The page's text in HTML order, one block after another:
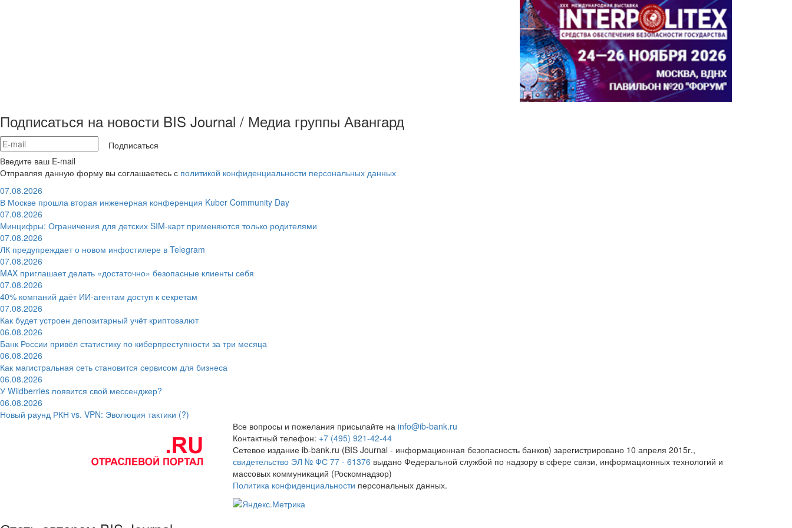
Подписаться на новости BIS Journal / Медиа группы Авангард
Подписаться
Введите ваш E-mail
Отправляя данную форму вы соглашаетесь с политикой конфиденциальности персональных данных
07.08.2026
В Москве прошла вторая инженерная конференция Kuber Community Day
07.08.2026
Минцифры: Ограничения для детских SIM-карт применяются только родителями
07.08.2026
ЛК предупреждает о новом инфостилере в Telegram
07.08.2026
MAX приглашает делать «достаточно» безопасные клиенты себя
07.08.2026
40% компаний даёт ИИ‑агентам доступ к секретам
07.08.2026
Как будет устроен депозитарный учёт криптовалют
06.08.2026
Банк России привёл статистику по киберпреступности за три месяца
06.08.2026
Как магистральная сеть становится сервисом для бизнеса
06.08.2026
У Wildberries появится свой мессенджер?
06.08.2026
Новый раунд РКН vs. VPN: Эволюция тактики (?)
Все вопросы и пожелания присылайте на info@ib-bank.ru
Контактный телефон: +7 (495) 921-42-44
Сетевое издание ib-bank.ru (BIS Journal - информационная безопасность банков) зарегистрировано 10 апреля 2015г.,
свидетельство ЭЛ № ФС 77 - 61376 выдано Федеральной службой по надзору в сфере связи, информационных технологий и
массовых коммуникаций (Роскомнадзор)
Политика конфиденциальности персональных данных.